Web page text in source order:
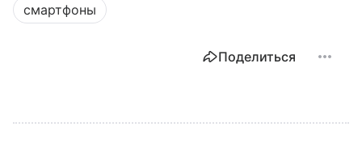
смартфоны
Поделиться